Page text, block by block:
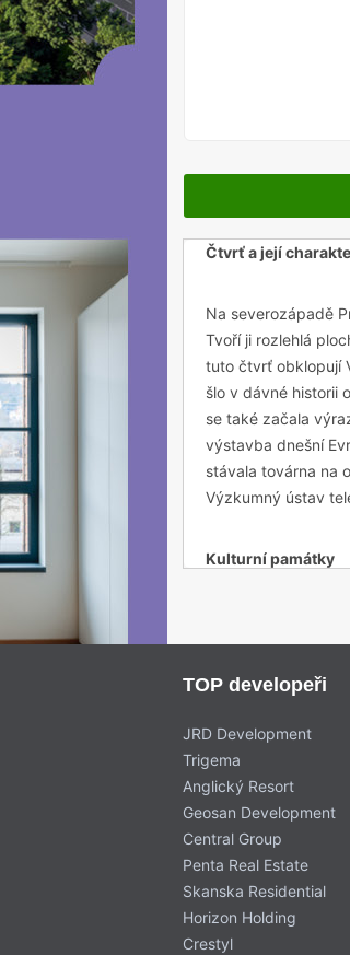
Čtvrť a její
Na severozápadě
Tvoří ji rozlehlá
tuto čtvrť obklopují
šlo v dávné historii
se také začala
výstavba dnešní
stávala továrna na
Výzkumný ústav
Kulturní památky
zámku ve
kláštera. Ještě v
ho vlastnilo
zřejmě v letech
století byly
rozšířena o nová
zdravotnickým
Pozoruhodné je i
parní železniční
tramvajové
usedlost Pod
upoutá i pomník
TOP developeři
JRD Development
Trigema
Anglický Resort
Geosan Development
Central Group
Penta Real Estate
Skanska Residential
Horizon Holding
Crestyl